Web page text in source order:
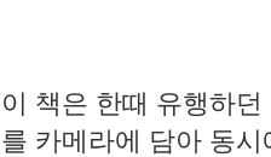
이 책은 한때 유행하
를 카메라에 담아 동